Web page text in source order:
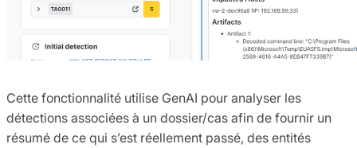
Cette fonctionnalité utilise GenAI pour analyser les
détections associées à un dossier/cas afin de fournir un
résumé de ce qui s’est réellement passé, des entités